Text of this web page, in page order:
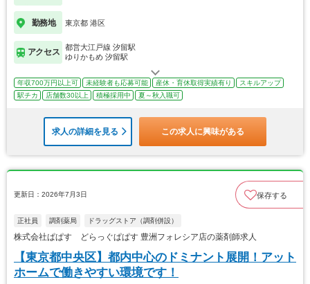
勤務地 東京都 港区
アクセス
都営大江戸線 汐留駅
ゆりかもめ 汐留駅
年収700万円以上可 未経験者も応募可能 産休・育休取得実績有り
スキルアップ
駅チカ
店舗数30以上 積極採用中 夏～秋入職可
求人の詳細を見る この求人に興味がある
更新日：2026年7月3日 保存する
正社員 調剤薬局 ドラッグストア（調剤併設）
株式会社ぱぱす どらっぐぱぱす 豊洲フォレシア店の薬剤師求人
【東京都中央区】都内中心のドミナント展開！アット
ホームで働きやすい環境です！